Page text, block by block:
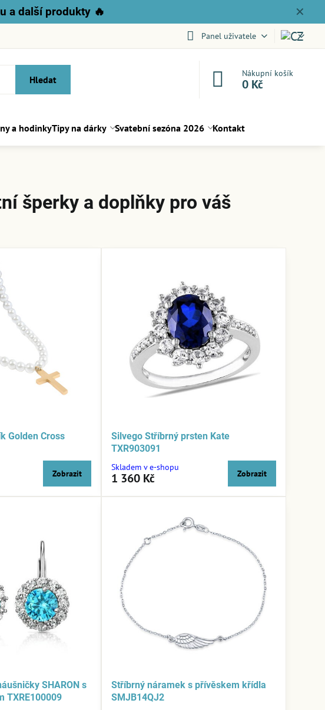
✕
a další produkty 🔥
Panel uživatele
Hledat
Nákupní košík
0 Kč
a hodinkyTipy na dárky Svatební sezóna 2026 Kontakt
šperky a doplňky pro váš
Golden Cross
Zobrazit
Silvego Stříbrný prsten Kate
TXR903091
Skladem v e-shopu
1 360 Kč Zobrazit
SHARON s
TXRE100009
Stříbrný náramek s přívěskem křídla
SMJB14QJ2